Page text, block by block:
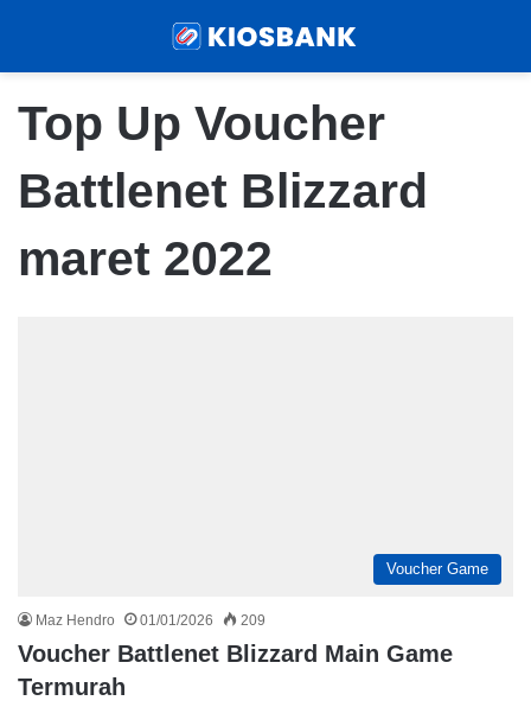
Top Up Voucher
Battlenet Blizzard
maret 2022
Voucher Game
Maz Hendro 01/01/2026 209
Voucher Battlenet Blizzard Main Game
Termurah